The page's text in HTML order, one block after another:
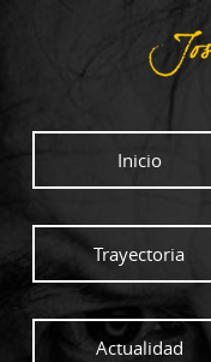
Inicio
Trayectoria
Actualidad